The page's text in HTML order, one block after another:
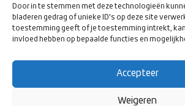
Door in te stemmen met deze technologieën
bladeren gedrag of unieke ID's op deze site
toestemming geeft of je toestemming intrekt,
invloed hebben op bepaalde functies en
Accepteer
Weigeren